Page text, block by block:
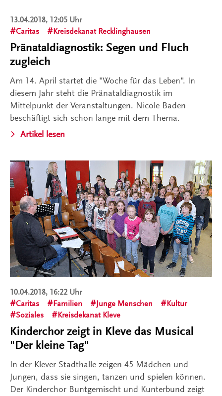
13.04.2018, 12:05 Uhr
Caritas
Kreisdekanat Recklinghausen
Pränataldiagnostik: Segen und Fluch
zugleich
Am 14. April startet die "Woche für das Leben". In
diesem Jahr steht die Pränataldiagnostik im
Mittelpunkt der Veranstaltungen. Nicole Baden
beschäftigt sich schon lange mit dem Thema.
Artikel lesen
10.04.2018, 16:22 Uhr
Caritas
Familien Junge Menschen
Kultur
Soziales
Kreisdekanat Kleve
Kinderchor zeigt in Kleve das Musical
"Der kleine Tag"
In der Klever Stadthalle zeigen 45 Mädchen und
Jungen, dass sie singen, tanzen und spielen können.
Der Kinderchor Buntgemischt und Kunterbund zeigt